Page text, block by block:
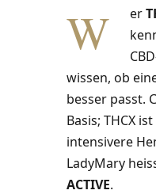
W er
wissen, ob
besser passt.
Basis; THCX
intensivere
LadyMary
ACTIVE.